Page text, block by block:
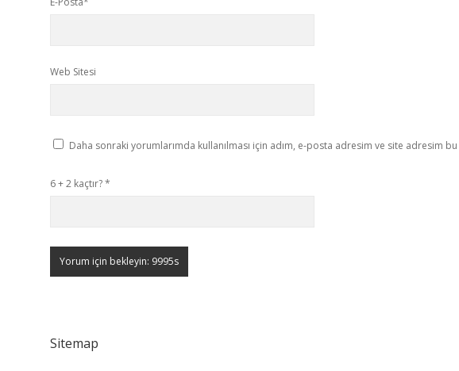
Web Sitesi
Daha sonraki yorumlarımda kullanılması için adım, e-posta adresim ve site adresim bu
6 + 2 kaçtır?*
Sitemap